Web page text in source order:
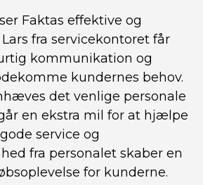
Faktas effektive og
fra servicekontoret får
kommunikation og
kundernes behov.
det venlige personale
en ekstra mil for at hjælpe
service og
fra personalet skaber en
for kunderne.